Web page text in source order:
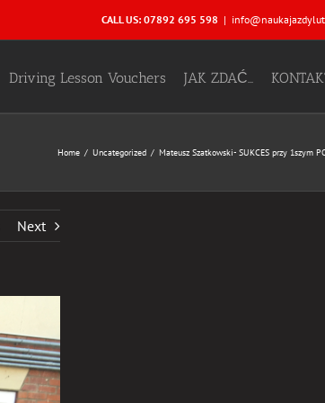
CALL US: 07892 695 598 |
Driving Lesson Vouchers JAK ZDAĆ…
Home Uncategorized Mateusz Szatkowski- SUKCES przy 1szym
Next